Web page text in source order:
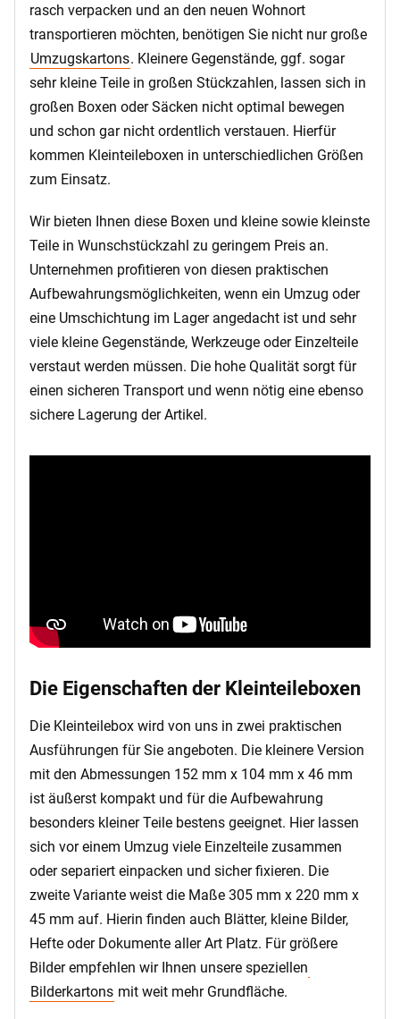
rasch verpacken und an den neuen Wohnort
transportieren möchten, benötigen Sie nicht nur große
Umzugskartons. Kleinere Gegenstände, ggf. sogar
sehr kleine Teile in großen Stückzahlen, lassen sich in
großen Boxen oder Säcken nicht optimal bewegen
und schon gar nicht ordentlich verstauen. Hierfür
kommen Kleinteileboxen in unterschiedlichen Größen
zum Einsatz.
Wir bieten Ihnen diese Boxen und kleine sowie kleinste
Teile in Wunschstückzahl zu geringem Preis an.
Unternehmen profitieren von diesen praktischen
Aufbewahrungsmöglichkeiten, wenn ein Umzug oder
eine Umschichtung im Lager angedacht ist und sehr
viele kleine Gegenstände, Werkzeuge oder Einzelteile
verstaut werden müssen. Die hohe Qualität sorgt für
einen sicheren Transport und wenn nötig eine ebenso
sichere Lagerung der Artikel.
Die Eigenschaften der Kleinteileboxen
Die Kleinteilebox wird von uns in zwei praktischen
Ausführungen für Sie angeboten. Die kleinere Version
mit den Abmessungen 152 mm x 104 mm x 46 mm
ist äußerst kompakt und für die Aufbewahrung
besonders kleiner Teile bestens geeignet. Hier lassen
sich vor einem Umzug viele Einzelteile zusammen
oder separiert einpacken und sicher fixieren. Die
zweite Variante weist die Maße 305 mm x 220 mm x
45 mm auf. Hierin finden auch Blätter, kleine Bilder,
Hefte oder Dokumente aller Art Platz. Für größere
Bilder empfehlen wir Ihnen unsere speziellen
Bilderkartons mit weit mehr Grundfläche.